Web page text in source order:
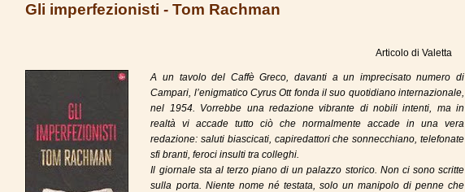
Gli imperfezionisti - Tom Rachman
Articolo di Valetta
A un tavolo del Caffè Greco, davanti a un imprecisato numero di
Campari, l’enigmatico Cyrus Ott fonda il suo quotidiano internazionale,
nel 1954. Vorrebbe una redazione vibrante di nobili intenti, ma in
realtà vi accade tutto ciò che normalmente accade in una vera
redazione: saluti biascicati, capiredattori che sonnecchiano, telefonate
sfi branti, feroci insulti tra colleghi.
Il giornale sta al terzo piano di un palazzo storico. Non ci sono scritte
sulla porta. Niente nome né testata, solo un manipolo di penne che